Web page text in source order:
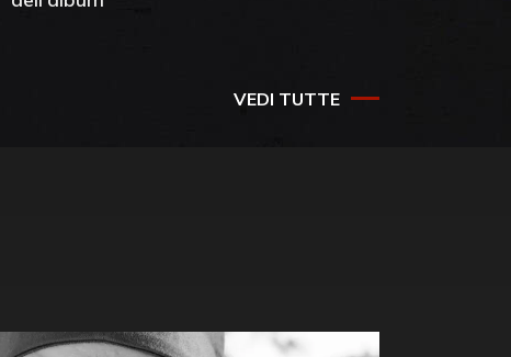
VEDI TUTTE